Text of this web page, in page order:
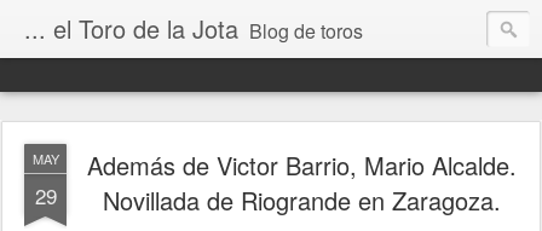
... el Toro de la Jota Blog de toros
MAY
29
Además de Victor Barrio, Mario Alcalde.
Novillada de Riogrande en Zaragoza.